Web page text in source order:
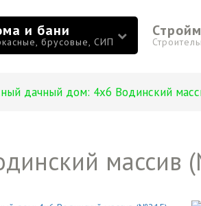
и бани
брусовые, СИП
дачный дом: 4х6 Водинский
массив